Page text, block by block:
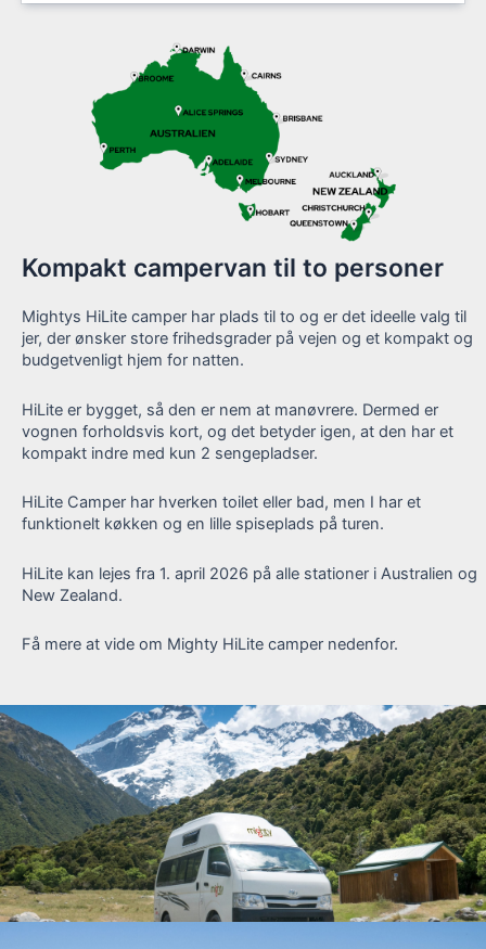
Kompakt campervan til to personer
Mightys HiLite camper har plads til to og er det ideelle valg til
jer, der ønsker store frihedsgrader på vejen og et kompakt og
budgetvenligt hjem for natten.
HiLite er bygget, så den er nem at manøvrere. Dermed er
vognen forholdsvis kort, og det betyder igen, at den har et
kompakt indre med kun 2 sengepladser.
HiLite Camper har hverken toilet eller bad, men I har et
funktionelt køkken og en lille spiseplads på turen.
HiLite kan lejes fra 1. april 2026 på alle stationer i Australien og
New Zealand.
Få mere at vide om Mighty HiLite camper nedenfor.